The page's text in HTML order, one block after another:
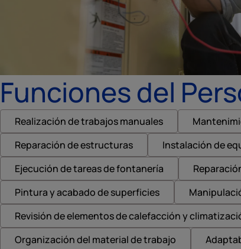
Funciones del
Realización de trabajos manuales
Reparación de estructuras
Instalación de
Ejecución de tareas de fontanería
Pintura y acabado de superficies
Revisión de elementos de calefacción y
Organización del material de trabajo